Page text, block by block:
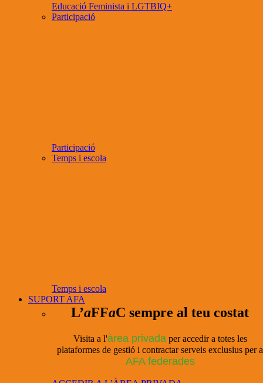
Educació Feminista i LGTBIQ+
Participació
Participació
Temps i escola
Temps i escola
SUPORT AFA
L’aFFaC sempre al teu costat
Visita a l'àrea privada per accedir a totes les
plataformes de gestió i contractar serveis exclusius per a
AFA federades